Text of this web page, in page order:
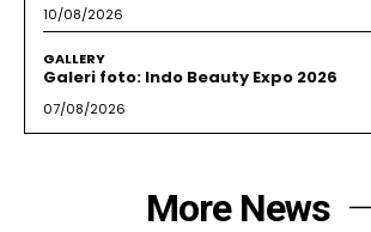
10/08/2026
GALLERY
Galeri foto: Indo Beauty Expo 2026
07/08/2026
More News